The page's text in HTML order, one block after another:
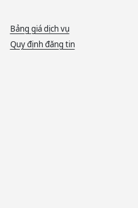
Bảng giá dịch vụ
Quy định đăng tin